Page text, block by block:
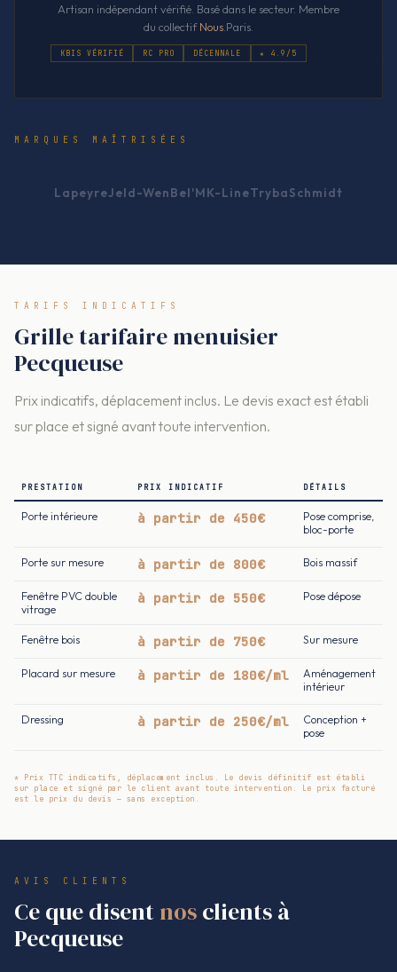
Artisan indépendant vérifié. Basé dans le secteur. Membre
du collectifNous .Paris.
KBIS VÉRIFIÉ RC PRO DÉCENNALE ★ 4.9/5
MARQUES MAÎTRISÉES
LapeyreJeld-WenBel'MK-LineTrybaSchmidt
TARIFS INDICATIFS
Grille tarifaire menuisier
Pecqueuse
Prix indicatifs, déplacement inclus. Le devis exact est établi
sur place et signé avant toute intervention.
PRESTATION PRIX INDICATIF DÉTAILS
Porte intérieure à partir de 450€
Pose comprise,
bloc-porte
Porte sur mesure à partir de 800€ Bois massif
Fenêtre PVC double
vitrage
à partir de 550€ Pose dépose
Fenêtre bois à partir de 750€ Sur mesure
Placard sur mesure à partir de 180€/ml
Aménagement
intérieur
Dressing à partir de 250€/ml
Conception +
pose
* Prix TTC indicatifs, déplacement inclus. Le devis définitif est établi
sur place et signé par le client avant toute intervention. Le prix facturé
est le prix du devis — sans exception.
AVIS CLIENTS
Ce que disent nosclients à
Pecqueuse